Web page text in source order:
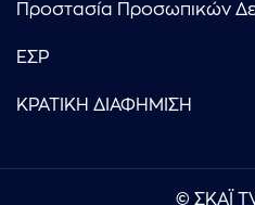
Προστασία Προσωπικών
ΕΣΡ
ΚΡΑΤΙΚΗ ΔΙΑΦΗΜΙΣΗ
© ΣΚΑΪ